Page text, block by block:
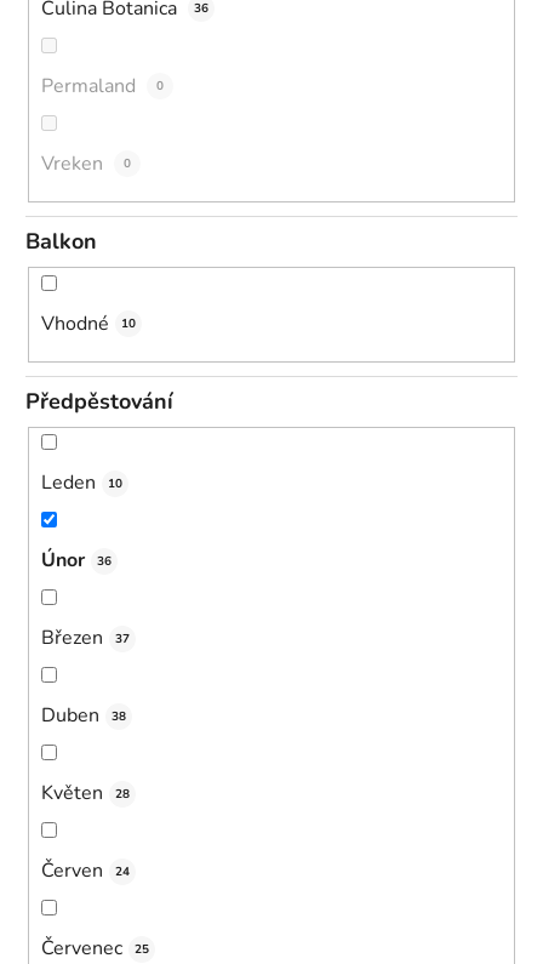
Culina Botanica 36
Permaland 0
Vreken 0
Balkon
Vhodné 10
Předpěstování
Leden 10
Únor 36
Březen 37
Duben 38
Květen 28
Červen 24
Červenec 25